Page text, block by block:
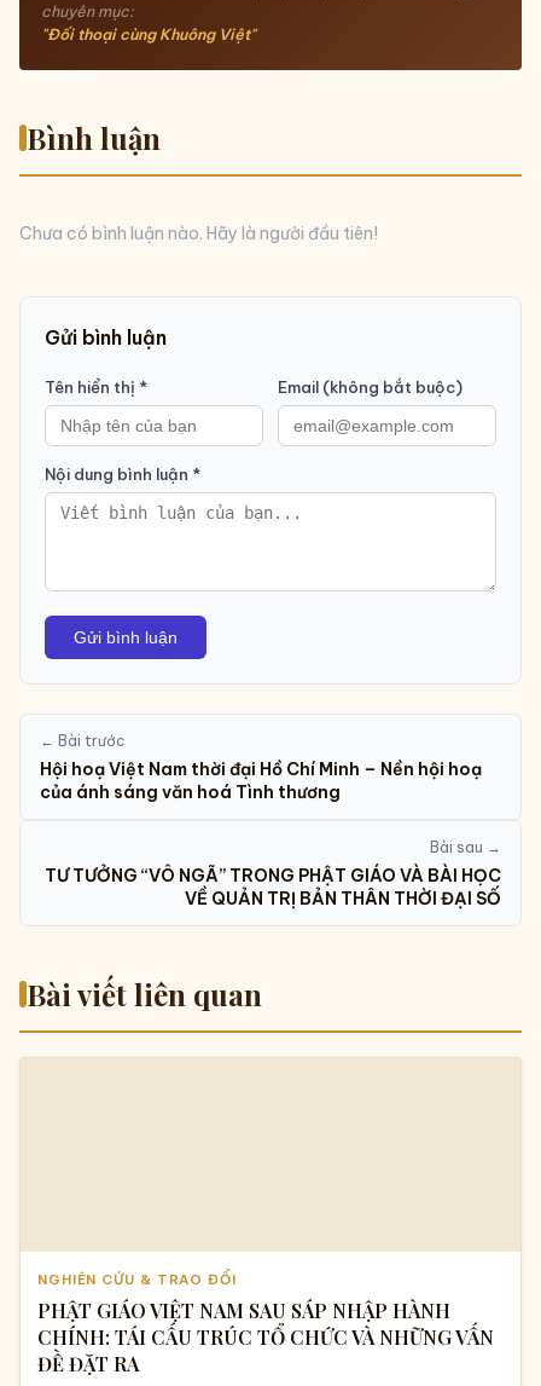
chuyên mục:
"Đối thoại cùng Khuông Việt"
Bình luận
Chưa có bình luận nào. Hãy là người đầu tiên!
Gửi bình luận
Tên hiển thị * Email (không bắt buộc)
Nội dung bình luận *
Gửi bình luận
← Bài trước
Hội hoạ Việt Nam thời đại Hồ Chí Minh – Nền hội hoạ
của ánh sáng văn hoá Tình thương
Bài sau →
TƯ TƯỞNG “VÔ NGÃ” TRONG PHẬT GIÁO VÀ BÀI HỌC
VỀ QUẢN TRỊ BẢN THÂN THỜI ĐẠI SỐ
Bài viết liên quan
NGHIÊN CỨU & TRAO ĐỔI
PHẬT GIÁO VIỆT NAM SAU SÁP NHẬP HÀNH
CHÍNH: TÁI CẤU TRÚC TỔ CHỨC VÀ NHỮNG VẤN
ĐỀ ĐẶT RA